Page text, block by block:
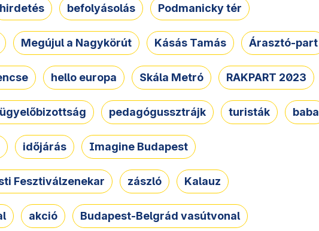
hirdetés befolyásolás Podmanicky tér
Megújul a Nagykörút Kásás Tamás Árasztó-part
hello europa Skála Metró RAKPART 2023
pedagógussztrájk turisták baba
időjárás Imagine Budapest
Fesztiválzenekar zászló Kalauz
akció Budapest-Belgrád vasútvonal